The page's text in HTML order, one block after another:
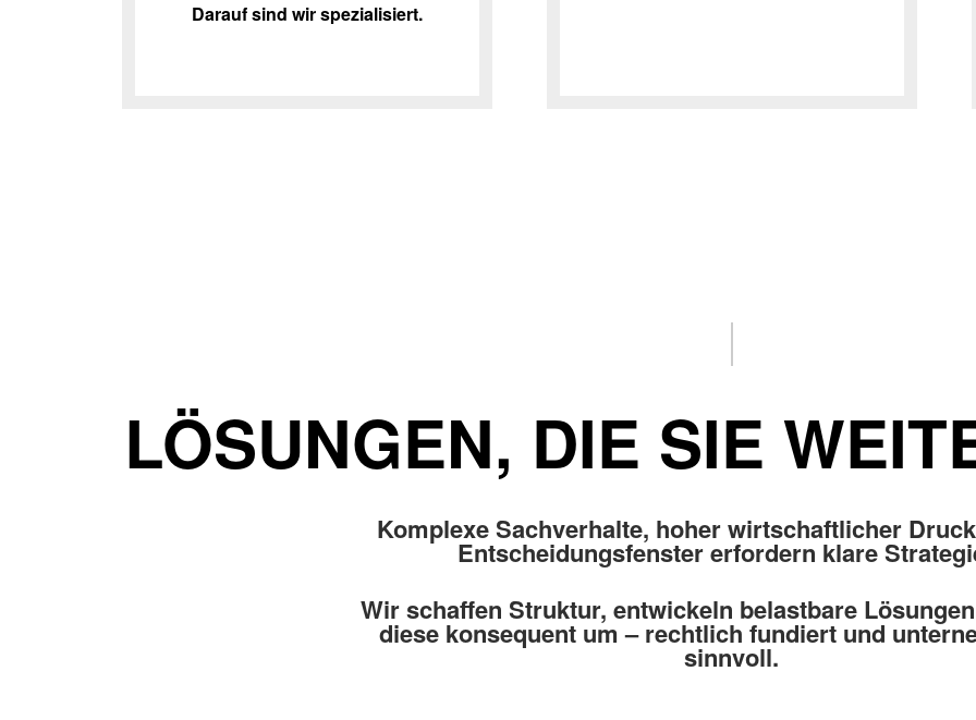
Darauf sind wir spezialisiert.
LÖSUNGEN, DIE SIE
Komplexe Sachverhalte, hoher wirtschaftlicher
Entscheidungsfenster erfordern klare
Wir schaffen Struktur, entwickeln belastbare
diese konsequent um – rechtlich fundiert und
sinnvoll.